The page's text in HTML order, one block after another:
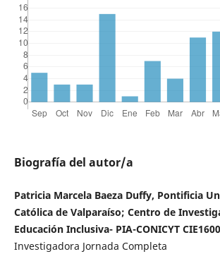
Biografía del autor/a
Patricia Marcela Baeza Duffy, Pontificia
Católica de Valparaíso; Centro de
Educación Inclusiva- PIA-CONICYT
Investigadora Jornada Completa